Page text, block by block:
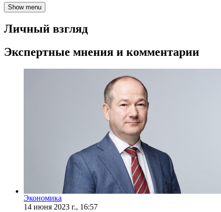
Show menu
Личный взгляд
Экспертные мнения и комментарии
Экономика
14 июня 2023 г., 16:57